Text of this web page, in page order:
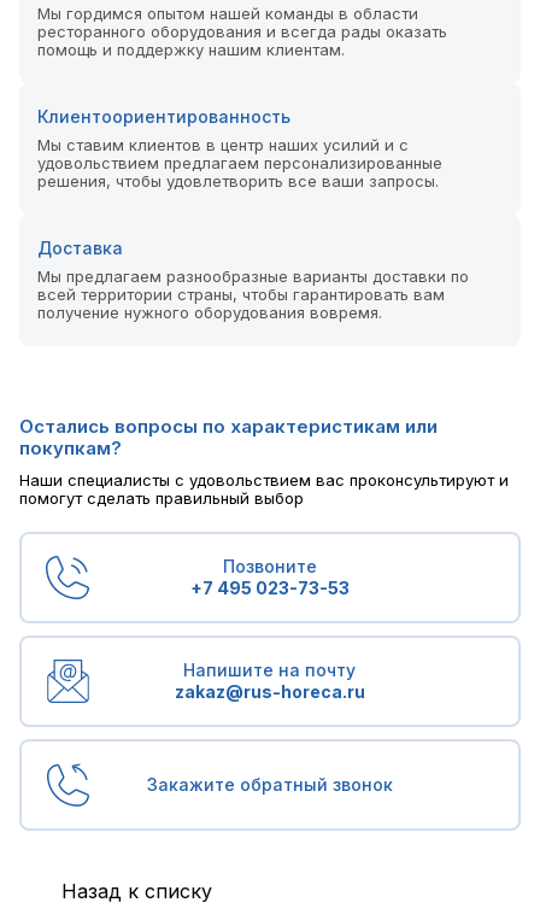
Мы гордимся опытом нашей команды в области
ресторанного оборудования и всегда рады оказать
помощь и поддержку нашим клиентам.
Клиентоориентированность
Мы ставим клиентов в центр наших усилий и с
удовольствием предлагаем персонализированные
решения, чтобы удовлетворить все ваши запросы.
Доставка
Мы предлагаем разнообразные варианты доставки по
всей территории страны, чтобы гарантировать вам
получение нужного оборудования вовремя.
Остались вопросы по характеристикам или
покупкам?
Наши специалисты с удовольствием вас проконсультируют и
помогут сделать правильный выбор
Позвоните
+7 495 023-73-53
Напишите на почту
zakaz@rus-horeca.ru
Закажите обратный звонок
Назад к списку